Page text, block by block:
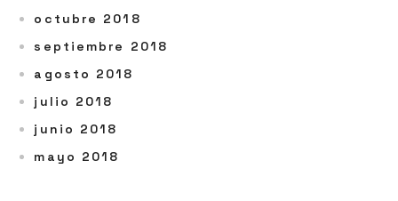
octubre 2018
septiembre 2018
agosto 2018
julio 2018
junio 2018
mayo 2018